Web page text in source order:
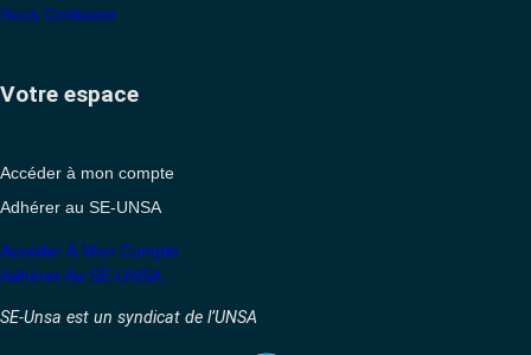
Nous Contacter
Votre espace
Accéder à mon compte
Adhérer au SE-UNSA
Accéder À Mon Compte
Adhérer Au SE-UNSA
SE-Unsa est un syndicat de l’UNSA